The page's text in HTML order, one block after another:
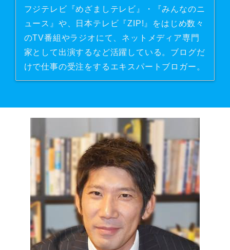
フジテレビ『めざましテレビ』・『みんなのニ
ュース』や、日本テレビ『ZIP!』をはじめ数々
のTV番組やラジオにて、ネットメディア専門
家として出演するなど活躍している。ブログだ
けで仕事の受注をするエキスパートブロガー。